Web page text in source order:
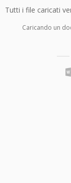
Tutti i file caricati
Caricando un